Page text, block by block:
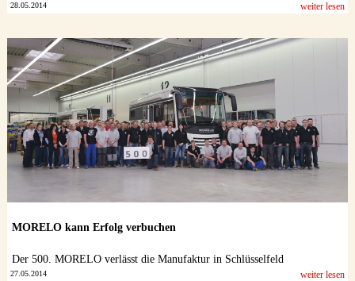
28.05.2014 weiter lesen
MORELO kann Erfolg verbuchen
Der 500. MORELO verlässt die Manufaktur in Schlüsselfeld
27.05.2014 weiter lesen